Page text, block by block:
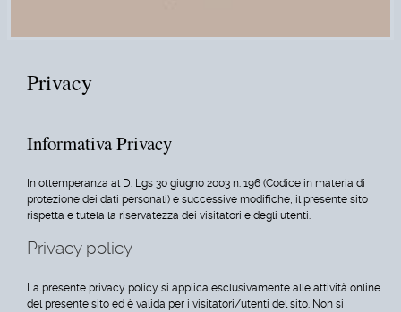
Privacy
Informativa Privacy
In ottemperanza al D. Lgs 30 giugno 2003 n. 196 (Codice in materia di
protezione dei dati personali) e successive modifiche, il presente sito
rispetta e tutela la riservatezza dei visitatori e degli utenti.
Privacy policy
La presente privacy policy si applica esclusivamente alle attività online
del presente sito ed è valida per i visitatori/utenti del sito. Non si